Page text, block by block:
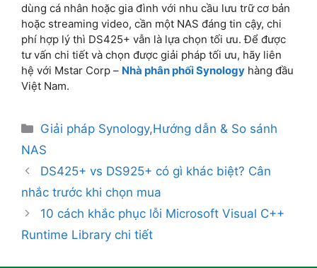
dùng cá nhân hoặc gia đình với nhu cầu lưu trữ cơ bản
hoặc streaming video, cần một NAS đáng tin cậy, chi
phí hợp lý thì DS425+ vẫn là lựa chọn tối ưu. Để được
tư vấn chi tiết và chọn được giải pháp tối ưu, hãy liên
hệ với Mstar Corp – Nhà phân phối Synology hàng đầu
Việt Nam.
Giải pháp Synology,Hướng dẫn & So sánh
NAS
DS425+ vs DS925+ có gì khác biệt? Cân
nhắc trước khi chọn mua
10 cách khắc phục lỗi Microsoft Visual C++
Runtime Library chi tiết